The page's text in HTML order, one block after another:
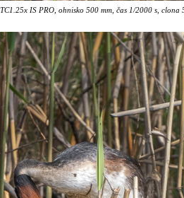
IS PRO, ohnisko 500 mm, čas 1/2000 s, clona